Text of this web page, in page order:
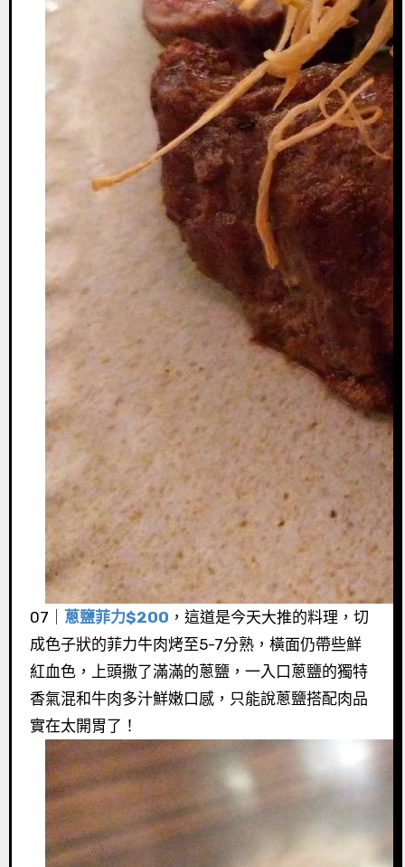
07｜ 蔥鹽菲力$200 ，這道是今天大推的料理，切
成色子狀的菲力牛肉烤至5-7分熟，橫面仍帶些鮮
紅血色，上頭撒了滿滿的蔥鹽，一入口蔥鹽的獨特
香氣混和牛肉多汁鮮嫩口感，只能說蔥鹽搭配肉品
實在太開胃了！